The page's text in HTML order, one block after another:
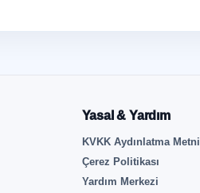
Yasal & Yardım
KVKK Aydınlatma Metni
Çerez Politikası
Yardım Merkezi